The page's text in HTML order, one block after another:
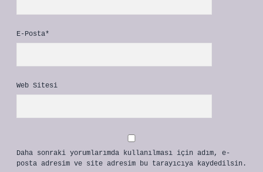
E-Posta*
Web Sitesi
Daha sonraki yorumlarımda kullanılması için adım, e-
posta adresim ve site adresim bu tarayıcıya kaydedilsin.